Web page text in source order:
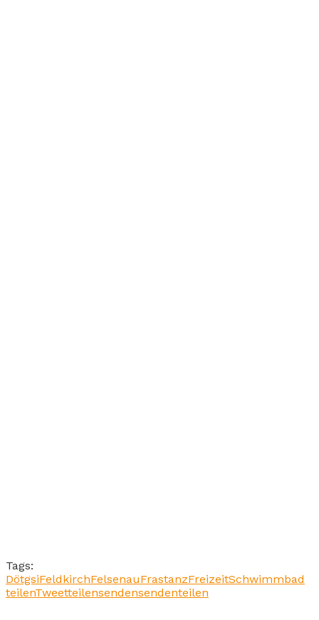
Tags:
DötgsiFeldkirchFelsenauFrastanzFreizeitSchwimmbad
teilenTweetteilensendensendenteilen